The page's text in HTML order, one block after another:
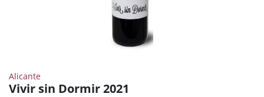
Alicante
Vivir sin Dormir 2021